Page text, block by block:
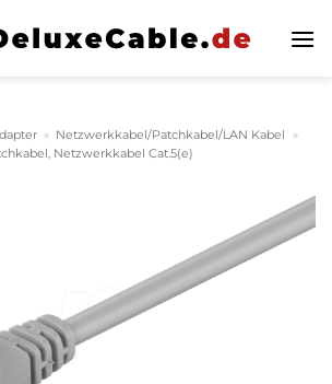
» Netzwerkkabel/Patchkabel/LAN Kabel
»
Netzwerkkabel Cat.5(e)